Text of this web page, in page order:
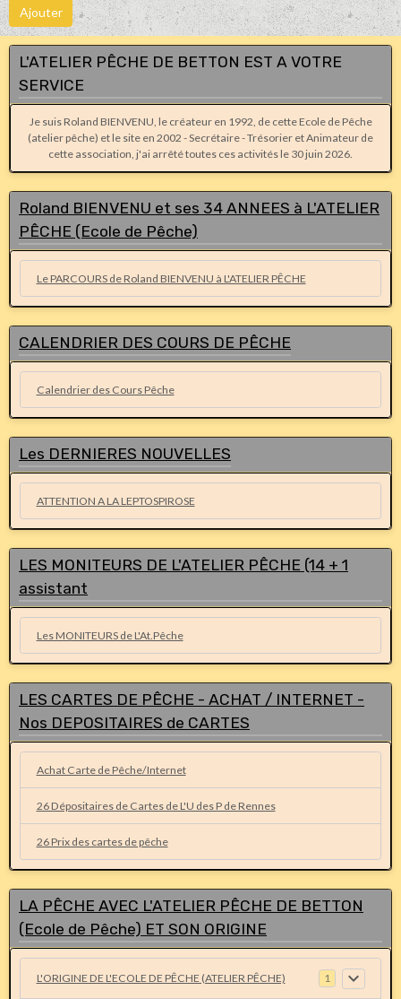
Ajouter
L'ATELIER PÊCHE DE BETTON EST A VOTRE
SERVICE
Je suis Roland BIENVENU, le créateur en 1992, de cette Ecole de Pêche
(atelier pêche) et le site en 2002 - Secrétaire - Trésorier et Animateur de
cette association, j'ai arrêté toutes ces activités le 30 juin 2026.
Roland BIENVENU et ses 34 ANNEES à L'ATELIER
PÊCHE (Ecole de Pêche)
Le PARCOURS de Roland BIENVENU à L'ATELIER PÊCHE
CALENDRIER DES COURS DE PÊCHE
Calendrier des Cours Pêche
Les DERNIERES NOUVELLES
ATTENTION A LA LEPTOSPIROSE
LES MONITEURS DE L'ATELIER PÊCHE (14 + 1
assistant
Les MONITEURS de L'At.Pêche
LES CARTES DE PÊCHE - ACHAT / INTERNET -
Nos DEPOSITAIRES de CARTES
Achat Carte de Pêche/Internet
26 Dépositaires de Cartes de L'U des P de Rennes
26 Prix des cartes de pêche
LA PÊCHE AVEC L'ATELIER PÊCHE DE BETTON
(Ecole de Pêche) ET SON ORIGINE
L'ORIGINE DE L'ECOLE DE PÊCHE (ATELIER PÊCHE) 1